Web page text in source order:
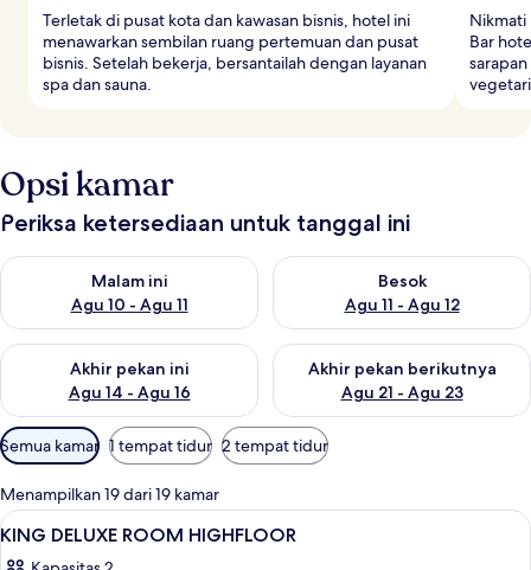
Terletak di pusat kota dan kawasan bisnis, hotel ini
menawarkan sembilan ruang pertemuan dan pusat
bisnis. Setelah bekerja, bersantailah dengan layanan
spa dan sauna.
Nikmati
Bar
Opsi kamar
Periksa ketersediaan untuk tanggal ini
Malam ini
Agu 10 - Agu 11
Periksa ketersediaan untuk malam ini Agu 10 - Agu 11
Besok
Agu 11 - Agu 12
Periksa ketersediaan untuk
Akhir pekan ini
Agu 14 - Agu 16
Periksa ketersediaan untuk akhir pekan ini Agu 14 - Agu 16
Akhir pekan berikutnya
Agu 21 - Agu 23
Periksa ketersediaan untuk
Filter
tersedia
untuk
kamar
Semua kamar 1 tempat tidur 2 tempat tidur
Menampilkan 19 dari 19 kamar
Lihat
semua
Minibar, brankas, meja kerja, dan
5
KING DELUXE ROOM HIGHFLOOR